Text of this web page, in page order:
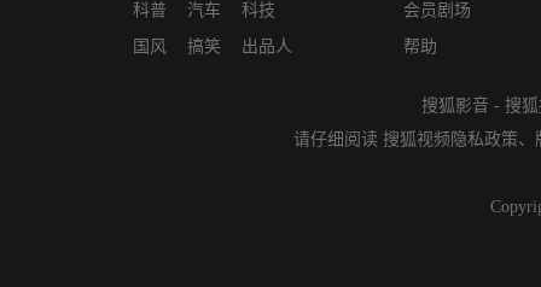
科普
国风
汽车
搞笑
科技
出品人
会员剧场
帮助
搜狐影音 - 搜
请仔细阅读 搜狐视频隐私政策、